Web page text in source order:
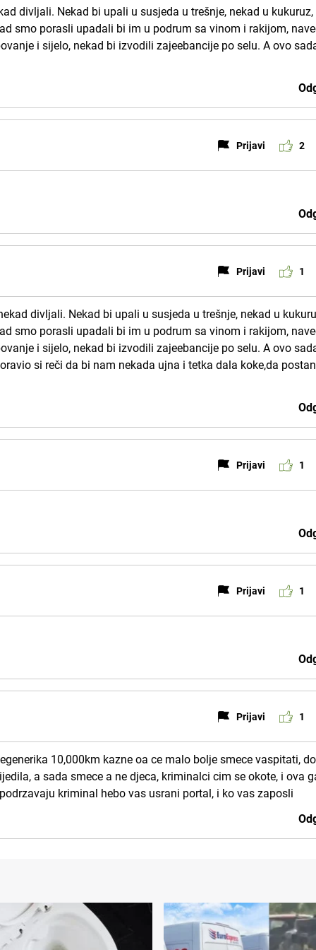
divljali. Nekad bi upali u susjeda u trešnje, nekad u kukuruz,
smo porasli upadali bi im u podrum sa vinom i rakijom,
i sijelo, nekad bi izvodili zajeebancije po selu. A ovo
Prijavi 2
Prijavi 1
divljali. Nekad bi upali u susjeda u trešnje, nekad u
smo porasli upadali bi im u podrum sa vinom i rakijom,
i sijelo, nekad bi izvodili zajeebancije po selu. A ovo
si reči da bi nam nekada ujna i tetka dala koke,da
Prijavi 1
Prijavi 1
Prijavi 1
10,000km kazne oa ce malo bolje smece vaspitati,
a sada smece a ne djeca, kriminalci cim se okote, i ova
kriminal hebo vas usrani portal, i ko vas zaposli